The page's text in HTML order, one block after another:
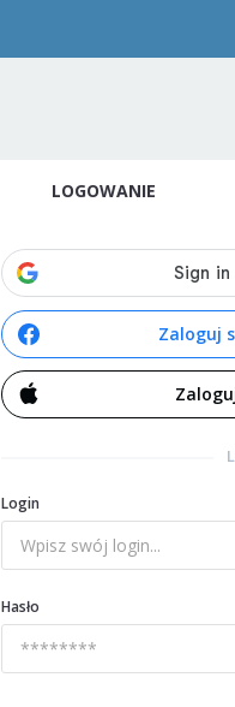
LOGOWANIE
Zaloguj
Login
Hasło